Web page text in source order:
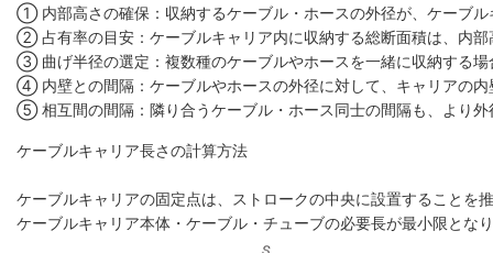
① 内部高さの確保：収納するケーブル・ホースの外径が、ケーブ
② 占有率の目安：ケーブルキャリア内に収納する総断面積は、内
③ 曲げ半径の選定：複数種のケーブルやホースを一緒に収納する
④ 内壁との間隔：ケーブルやホースの外径に対して、キャリアの
⑤ 相互間の間隔：隣り合うケーブル・ホース同士の間隔も、より
ケーブルキャリア長さの計算方法
ケーブルキャリアの固定点は、ストロークの中央に設置することを
ケーブルキャリア本体・ケーブル・チューブの必要長が最小限とな